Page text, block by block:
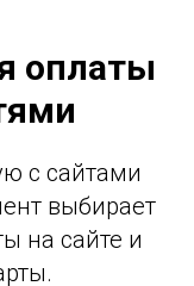
оплаты
с сайтами
выбирает
на сайте и